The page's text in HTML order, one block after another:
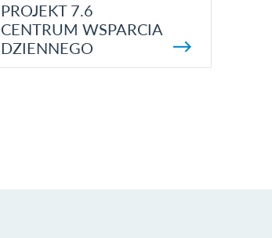
PROJEKT 7.6
CENTRUM WSPARCIA
DZIENNEGO